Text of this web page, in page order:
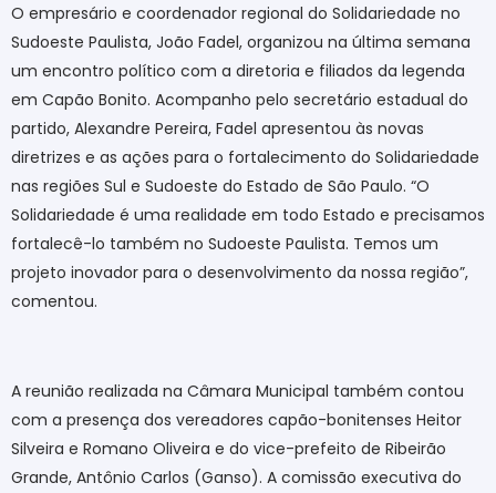
O empresário e coordenador regional do Solidariedade no
Sudoeste Paulista, João Fadel, organizou na última semana
um encontro político com a diretoria e filiados da legenda
em Capão Bonito. Acompanho pelo secretário estadual do
partido, Alexandre Pereira, Fadel apresentou às novas
diretrizes e as ações para o fortalecimento do Solidariedade
nas regiões Sul e Sudoeste do Estado de São Paulo. “O
Solidariedade é uma realidade em todo Estado e precisamos
fortalecê-lo também no Sudoeste Paulista. Temos um
projeto inovador para o desenvolvimento da nossa região”,
comentou.
A reunião realizada na Câmara Municipal também contou
com a presença dos vereadores capão-bonitenses Heitor
Silveira e Romano Oliveira e do vice-prefeito de Ribeirão
Grande, Antônio Carlos (Ganso). A comissão executiva do